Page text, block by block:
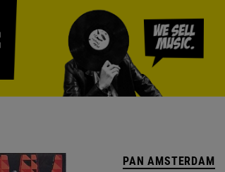
PAN AMSTERDAM